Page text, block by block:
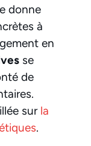
donne
à
en
se
de
sur la
.